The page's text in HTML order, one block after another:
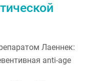
Лаеннек:
anti-age